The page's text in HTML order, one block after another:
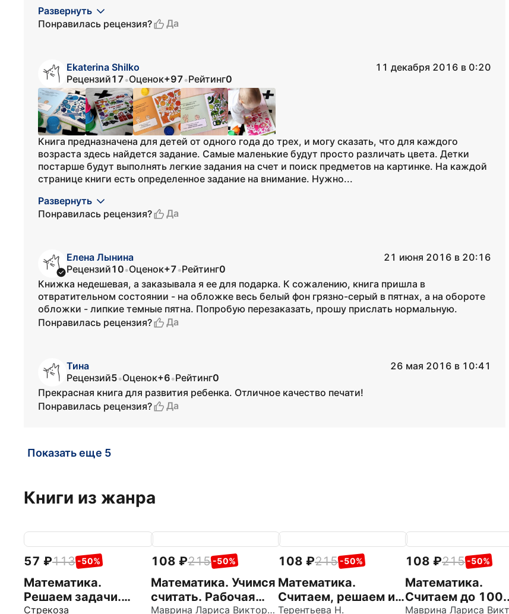
Развернуть
Понравилась рецензия?
Да
Ekaterina Shilko
11 декабря 2016 в 0:20
Рецензий17•Оценок+97•Рейтинг0
Книга предназначена для детей от одного года до трех, и могу сказать, что для каждого
возраста здесь найдется задание. Самые маленькие будут просто различать цвета. Детки
постарше будут выполнять легкие задания на счет и поиск предметов на картинке. На каждой
странице книги есть определенное задание на внимание. Нужно...
Развернуть
Понравилась рецензия?
Да
Елена Лынина
21 июня 2016 в 20:16
Рецензий10•Оценок+7•Рейтинг0
Книжка недешевая, а заказывала я ее для подарка. К сожалению, книга пришла в
отвратительном состоянии - на обложке весь белый фон грязно-серый в пятнах, а на обороте
обложки - липкие темные пятна. Попробую перезаказать, прошу прислать нормальную.
Понравилась рецензия?
Да
Тина
26 мая 2016 в 10:41
Рецензий5•Оценок+6•Рейтинг0
Прекрасная книга для развития ребенка. Отличное качество печати!
Понравилась рецензия?
Да
Показать еще 5
Книги из жанра
57 113 -50%
Математика.
Решаем задачи.
Рабочая тетрадь
Стрекоза
108 215 -50%
Математика. Учимся
считать. Рабочая
тетрадь
Маврина Лариса Викторовна
108 215 -50%
Математика.
Считаем, решаем и
сравниваем.
Терентьева Н.
108 215 -50%
Математика.
Считаем до 100.
Рабочая тетрадь